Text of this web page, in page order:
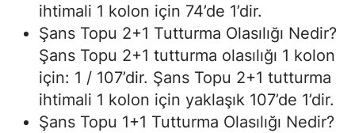
ihtimali 1 kolon için 74’de 1’dir.
Şans Topu 2+1 Tutturma Olasılığı Nedir?
Şans Topu 2+1 tutturma olasılığı 1 kolon
için: 1 / 107’dir. Şans Topu 2+1 tutturma
ihtimali 1 kolon için yaklaşık 107’de 1’dir.
Şans Topu 1+1 Tutturma Olasılığı Nedir?